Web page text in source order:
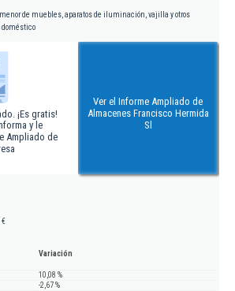
de muebles, aparatos de iluminación, vajilla y otros
doméstico
¡Es gratis!
y le
Ampliado de
Ver el Informe Ampliado de
Almacenes Francisco Hermida
Sl
€
Variación
10,08 %
-2,67 %